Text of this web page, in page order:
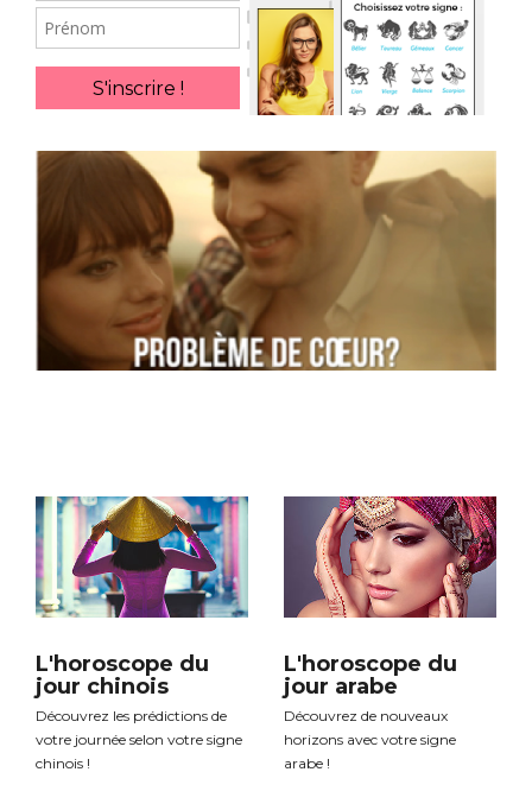
Prénom
S'inscrire !
L'horoscope du
jour chinois
Découvrez les prédictions de
votre journée selon votre signe
chinois !
L'horoscope du
jour arabe
Découvrez de nouveaux
horizons avec votre signe
arabe !